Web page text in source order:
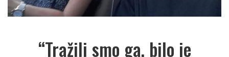
“Tražili smo ga, bilo je